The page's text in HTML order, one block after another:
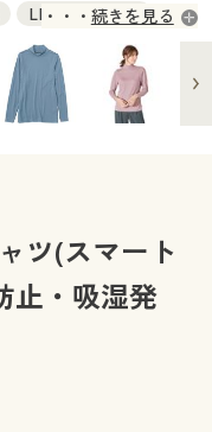
LL ◎ 在庫あり
続きを見る
ツ(スマート
止・吸湿発